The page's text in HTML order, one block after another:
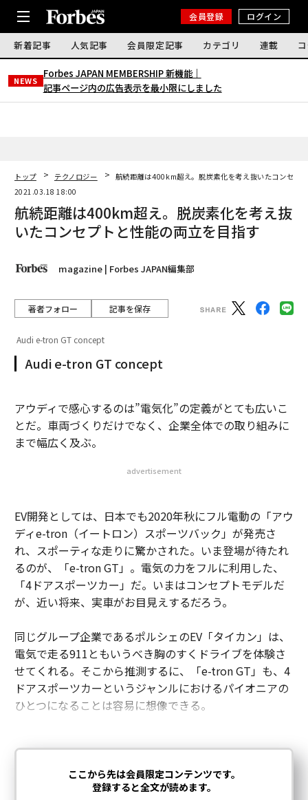
会員登録 ログイン
新着記事 人気記事 会員限定記事 カテゴリ 連載
NEWS
Forbes JAPAN MEMBERSHIP 新機能｜
記事ページ内の広告表示を最小限にしました
トップ テクノロジー
航続距離は400km超え。脱炭素化を考え抜いたコンセプ
2021.03.18 18:00
航続距離は400km超え。脱炭素化を考え抜
いたコンセプトと性能の両立を目指す
magazine | Forbes JAPAN編集部
著者フォロー 記事を保存
Audi e-tron GT concept
Audi e-tron GT concept
アウディで感心するのは”電気化”の定義がとても広いこ
とだ。車両づくりだけでなく、企業全体での取り組みに
まで幅広く及ぶ。
advertisement
EV開発としては、日本でも2020年秋にフル電動の「アウ
ディe-tron（イートロン）スポーツバック」が発売さ
れ、スポーティな走りに驚かされた。いま登場が待たれ
るのが、「e-tron GT」。電気の力をフルに利用した、
「4ドアスポーツカー」だ。いまはコンセプトモデルだ
が、近い将来、実車がお目見えするだろう。
同じグループ企業であるポルシェのEV「タイカン」は、
電気で走る911ともいうべき胸のすくドライブを体験さ
せてくれる。そこから推測するに、「e-tron GT」も、4
ドアスポーツカーというジャンルにおけるパイオニアの
ひとつになることは容易に想像できる。